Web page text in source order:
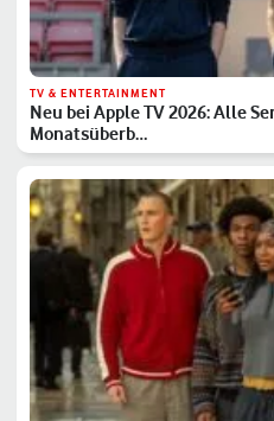
TV & ENTERTAINMENT
Neu bei Apple TV 2026: Alle
Monatsüberb…